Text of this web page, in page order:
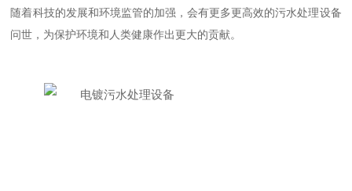
随着科技的发展和环境监管的加强，会有更多更高效的污水处理设备
问世，为保护环境和人类健康作出更大的贡献。